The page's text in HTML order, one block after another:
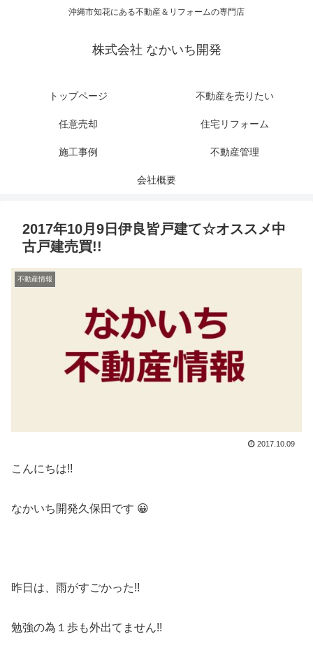
沖縄市知花にある不動産＆リフォームの専門店
株式会社 なかいち開発
トップページ 不動産を売りたい
任意売却 住宅リフォーム
施工事例 不動産管理
会社概要
2017年10月9日伊良皆戸建て☆オススメ中
古戸建売買!!
不動産情報
2017.10.09
こんにちは!!
なかいち開発久保田です 😀
昨日は、雨がすごかった!!
勉強の為１歩も外出てません!!